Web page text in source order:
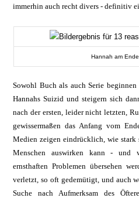
immerhin auch recht divers - definitiv
Hannah am
Sowohl Buch als auch Serie
Hannahs Suizid und steigern sich
nach der ersten, leider nicht letzten,
gewissermaßen das Anfang vom
Medien zeigen eindrücklich, wie stark
Menschen auswirken kann - und
ernsthaften Problemen übersehen
verletzt, so oft gedemütigt, und auch
Suche nach Aufmerksam des